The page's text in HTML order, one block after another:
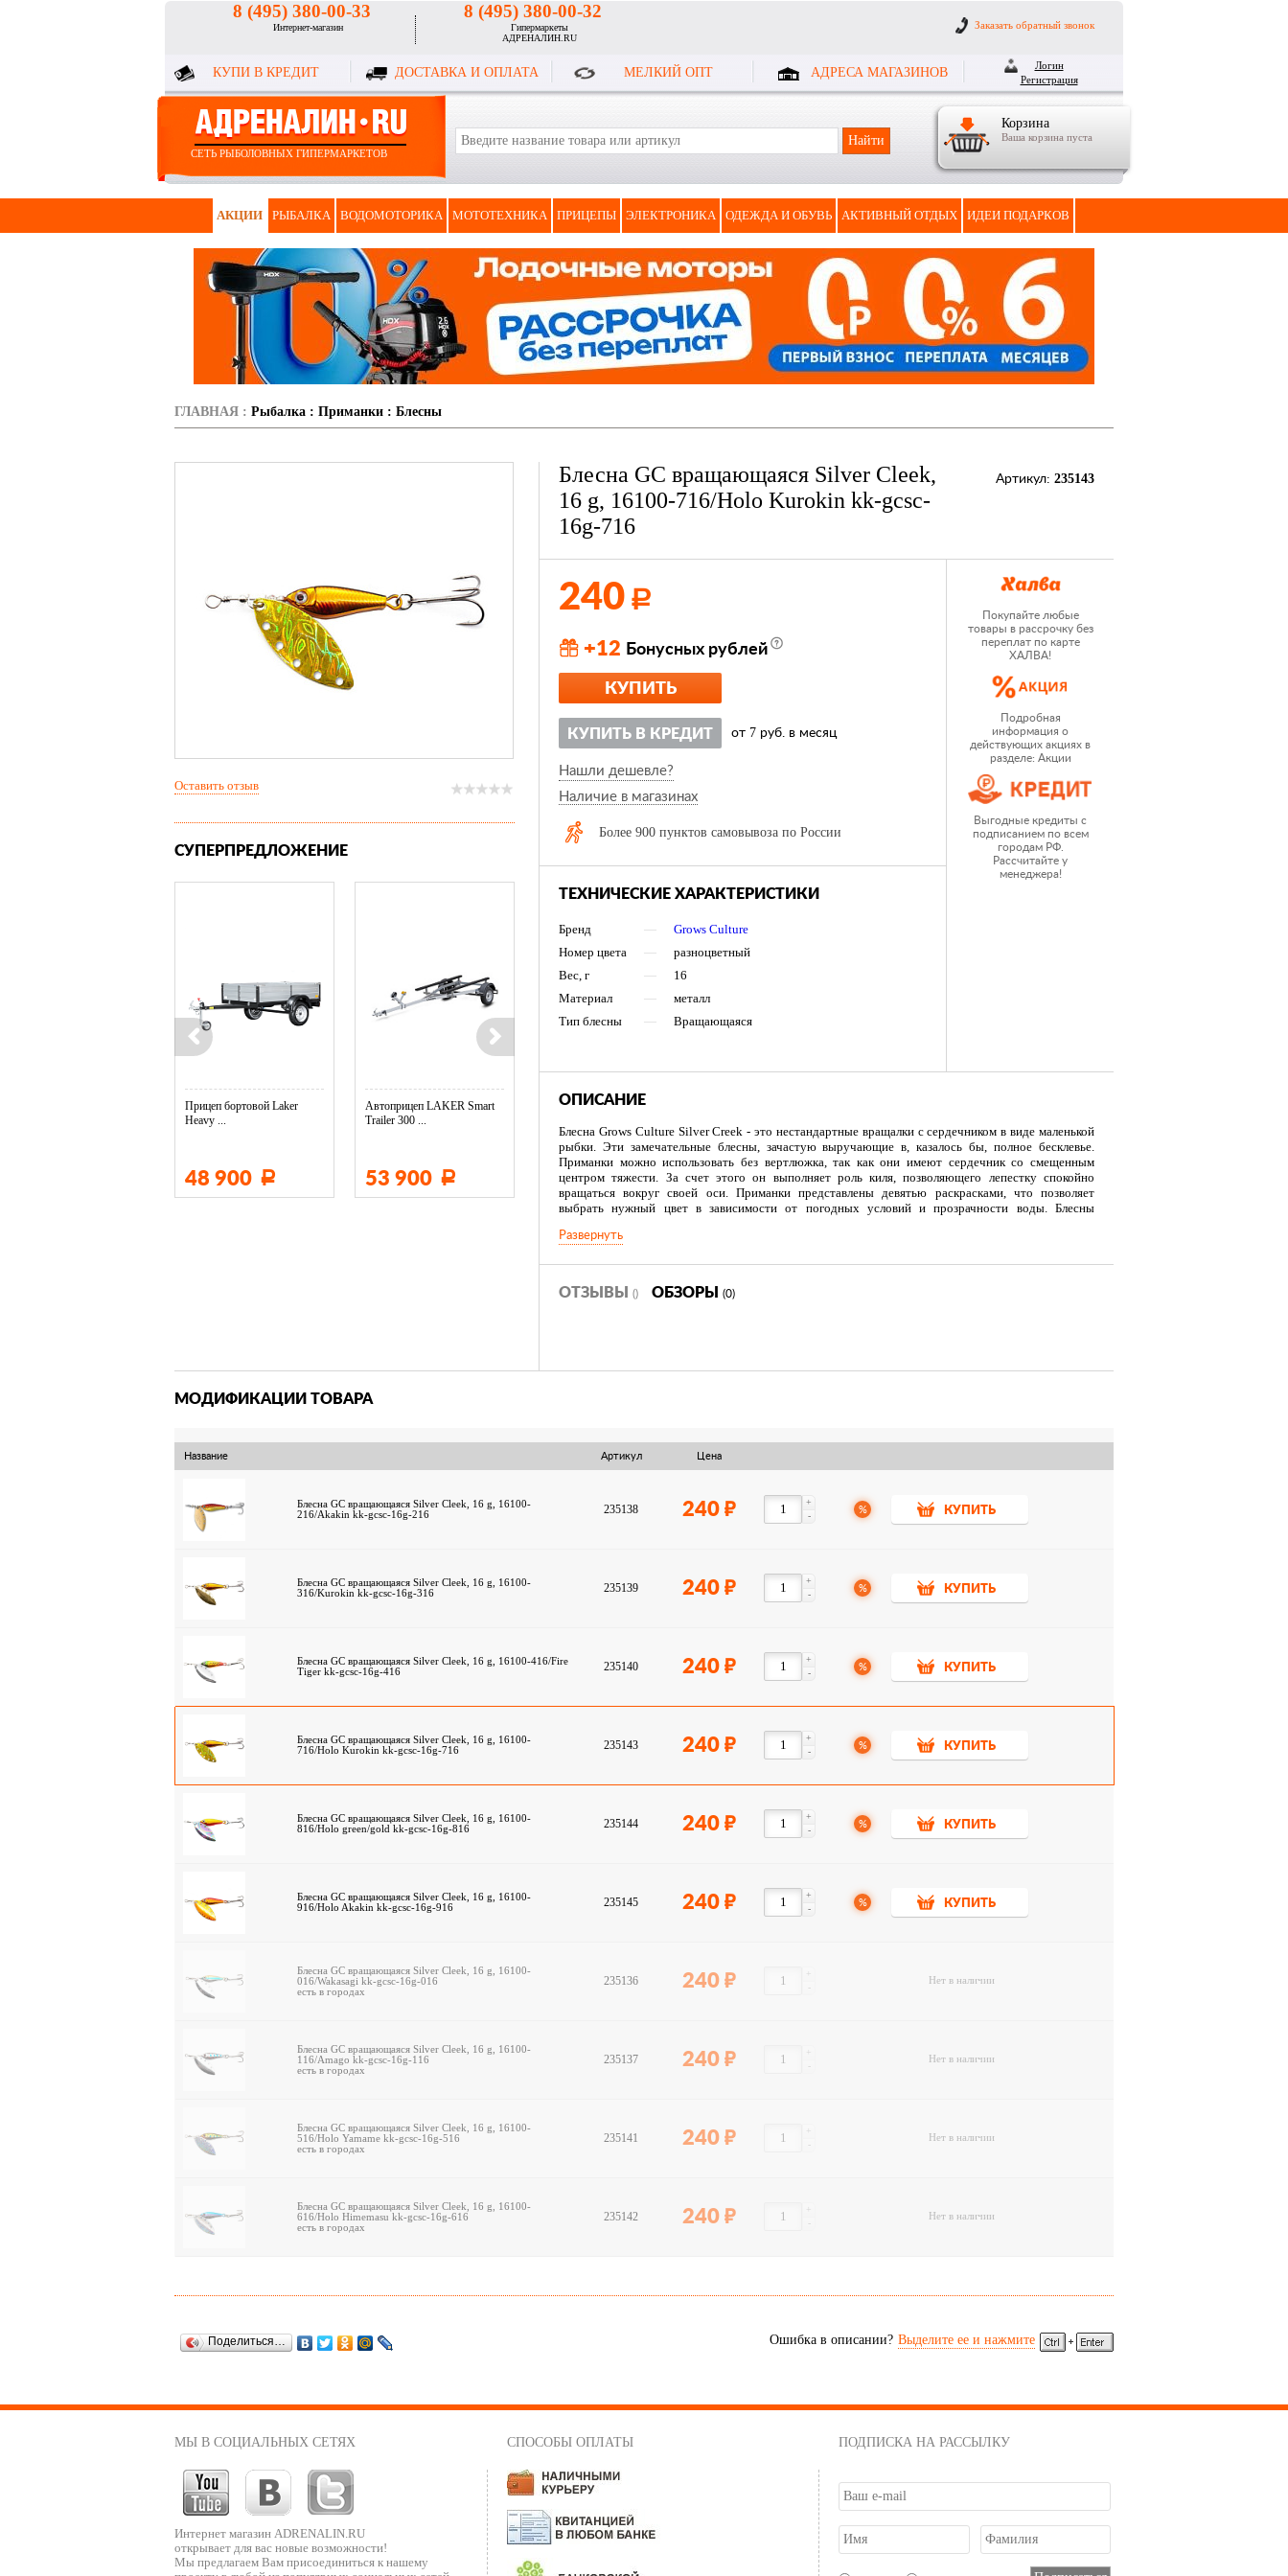
8 (495) 380-00-33
Интернет-магазин
8 (495) 380-00-32
Гипермаркеты
АДРЕНАЛИН.RU
Заказать обратный звонок
КУПИ В КРЕДИТ ДОСТАВКА И ОПЛАТА МЕЛКИЙ ОПТ АДРЕСА МАГАЗИНОВ
Логин
Регистрация
Корзина
Ваша корзина пуста
СЕТЬ РЫБОЛОВНЫХ ГИПЕРМАРКЕТОВ
АКЦИИ РЫБАЛКА ВОДОМОТОРИКА МОТОТЕХНИКА ПРИЦЕПЫ ЭЛЕКТРОНИКА ОДЕЖДА И ОБУВЬ АКТИВНЫЙ ОТДЫХ ИДЕИ ПОДАРКОВ
ГЛАВНАЯ : Рыбалка : Приманки : Блесны
Блесна GC вращающаяся Silver Cleek,
16 g, 16100-716/Holo Kurokin kk-gcsc-
16g-716
Артикул: 235143
240 Р
+12 Бонусных рублей
КУПИТЬ
КУПИТЬ В КРЕДИТ от 7 руб. в месяц
Нашли дешевле?
Наличие в магазинах
Более 900 пунктов самовывоза по России
ТЕХНИЧЕСКИЕ ХАРАКТЕРИСТИКИ
Бренд —
Grows Culture
Номер цвета
—
разноцветный
Вес, г
—
16
Материал
—
металл
Тип блесны
— Вращающаяся
Покупайте любые
товары в рассрочку без
переплат по карте
ХАЛВА!
Подробная
информация о
действующих акциях в
разделе: Акции
Выгодные кредиты с
подписанием по всем
городам РФ.
Рассчитайте у
менеджера!
ОПИСАНИЕ
Блесна Grows Culture Silver Creek - это нестандартные вращалки с сердечником в виде маленькой
рыбки. Эти замечательные блесны, зачастую выручающие в, казалось бы, полное бесклевье.
Приманки можно использовать без вертлюжка, так как они имеют сердечник со смещенным
центром тяжести. За счет этого он выполняет роль киля, позволяющего лепестку спокойно
вращаться вокруг своей оси. Приманки представлены девятью раскрасками, что позволяет
выбрать нужный цвет в зависимости от погодных условий и прозрачности воды. Блесны
Развернуть
ОТЗЫВЫ () ОБЗОРЫ (0)
Оставить отзыв
СУПЕРПРЕДЛОЖЕНИЕ
Прицеп бортовой Laker
Heavy ...
48 900 Р
Автоприцеп LAKER Smart
Trailer 300 ...
53 900 Р
Эхолот CRAFT Echo 650
7 670 Р 11 600 Р 19 500 Р 9 700
МОДИФИКАЦИИ ТОВАРА
Название Артикул Цена
Блесна GC вращающаяся Silver Cleek, 16 g, 16100-
216/Akakin kk-gcsc-16g-216
235138 240 -
+
% КУПИТЬ
Блесна GC вращающаяся Silver Cleek, 16 g, 16100-
316/Kurokin kk-gcsc-16g-316
235139 240 -
+
% КУПИТЬ
Блесна GC вращающаяся Silver Cleek, 16 g, 16100-416/Fire
Tiger kk-gcsc-16g-416
235140 240 -
+
% КУПИТЬ
Блесна GC вращающаяся Silver Cleek, 16 g, 16100-
716/Holo Kurokin kk-gcsc-16g-716
235143 240 -
+
% КУПИТЬ
Блесна GC вращающаяся Silver Cleek, 16 g, 16100-
816/Holo green/gold kk-gcsc-16g-816
235144 240 -
+
% КУПИТЬ
Блесна GC вращающаяся Silver Cleek, 16 g, 16100-
916/Holo Akakin kk-gcsc-16g-916
235145 240 -
+
% КУПИТЬ
Блесна GC вращающаяся Silver Cleek, 16 g, 16100-
016/Wakasagi kk-gcsc-16g-016
есть в городах
235136 240 -
+
Нет в наличии
Блесна GC вращающаяся Silver Cleek, 16 g, 16100-
116/Amago kk-gcsc-16g-116
есть в городах
235137 240 -
+
Нет в наличии
Блесна GC вращающаяся Silver Cleek, 16 g, 16100-
516/Holo Yamame kk-gcsc-16g-516
есть в городах
235141 240 -
+
Нет в наличии
Блесна GC вращающаяся Silver Cleek, 16 g, 16100-
616/Holo Himemasu kk-gcsc-16g-616
есть в городах
235142 240 -
+
Нет в наличии
Ошибка в описании? Выделите ее и нажмите
Поделиться…
МЫ В СОЦИАЛЬНЫХ СЕТЯХ
Интернет магазин ADRENALIN.RU
открывает для вас новые возможности!
Мы предлагаем Вам присоединиться к нашему
СПОСОБЫ ОПЛАТЫ ПОДПИСКА НА РАССЫЛКУ